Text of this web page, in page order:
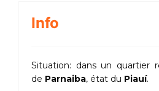
Info
Situation: dans un quartier
de Parnaiba, état du Piauí.